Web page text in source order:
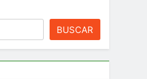
BUSCAR